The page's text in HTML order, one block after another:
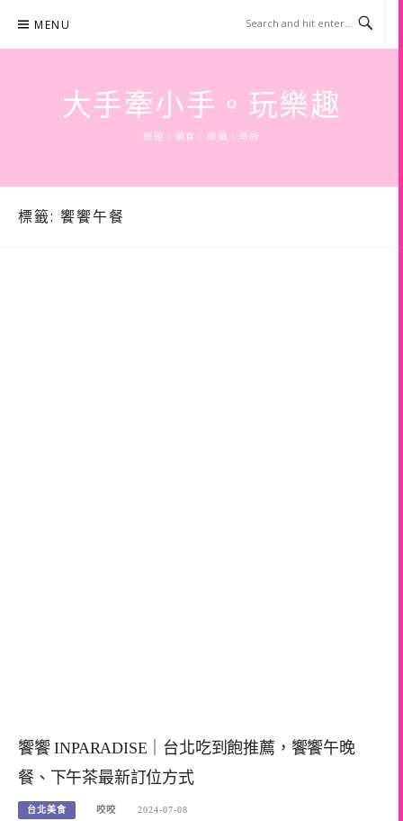
content
MENU
大手牽小手。玩樂趣
旅遊 | 美食 | 商攝 | 時尚
標籤: 饗饗午餐
饗饗 INPARADISE｜台北吃到飽推薦，饗饗午晚
餐、下午茶最新訂位方式
台北美食 咬咬 2024-07-08